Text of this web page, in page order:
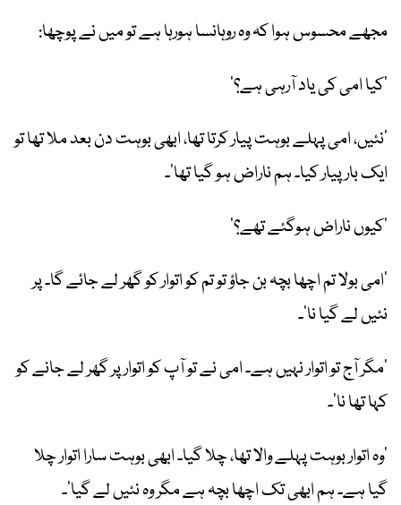
مجھے محسوس ہوا کہ وہ روہانسا ہورہا ہے تو میں نے پوچھا:
’کیا امی کی یاد آرہی ہے؟‘
’نئیں، امی پہلے بوہت پیار کرتا تھا، ابھی بوہت دن بعد ملا تھا تو
ایک بار پیار کیا۔ ہم ناراض ہو گیا تھا‘۔
’کیوں ناراض ہوگئے تھے؟‘
’امی بولا تم اچھا بچہ بن جاؤ تو تم کو اتوار کو گھر لے جائے گا۔ پر
نئیں لے گیا نا‘۔
’مگر آج تو اتوار نہیں ہے۔ امی نے تو آپ کو اتوار پر گھر لے جانے کو
کہا تھا نا‘۔
’وہ اتوار بوہت پہلے والا تھا، چلا گیا۔ ابھی بوہت سارا اتوار چلا
گیا ہے۔ ہم ابھی تک اچھا بچہ ہے مگر وہ نئیں لے گیا‘۔